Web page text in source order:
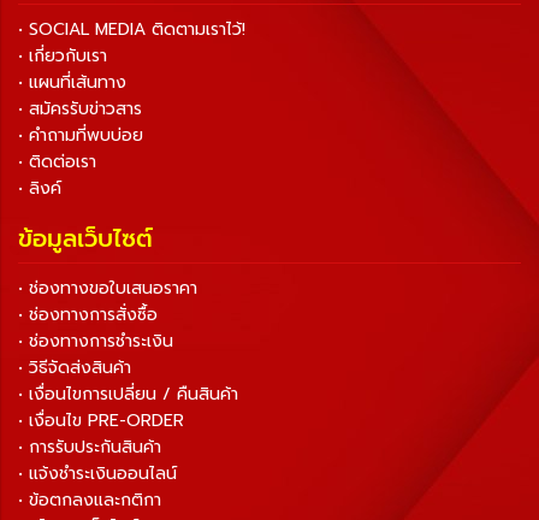
• SOCIAL MEDIA ติดตามเราไว้!
• เกี่ยวกับเรา
• แผนที่เส้นทาง
• สมัครรับข่าวสาร
• คำถามที่พบบ่อย
• ติดต่อเรา
• ลิงค์
ข้อมูลเว็บไซต์
• ช่องทางขอใบเสนอราคา
• ช่องทางการสั่งซื้อ
• ช่องทางการชำระเงิน
• วิธีจัดส่งสินค้า
• เงื่อนไขการเปลี่ยน / คืนสินค้า
• เงื่อนไข PRE-ORDER
• การรับประกันสินค้า
• แจ้งชำระเงินออนไลน์
• ข้อตกลงและกติกา